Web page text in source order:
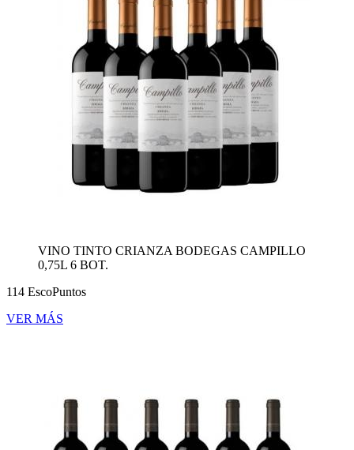
VINO TINTO CRIANZA BODEGAS CAMPILLO
0,75L 6 BOT.
114 EscoPuntos
VER MÁS